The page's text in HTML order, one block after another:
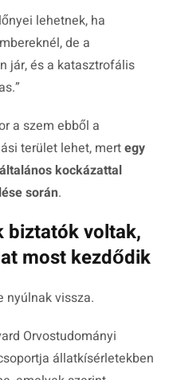
lehetnek, ha
de a
jár, és a katasztrofális
a szem ebből a
terület lehet, mertegy
kockázattal
során.
biztatók voltak,
most kezdődik
nyúlnak vissza.
Orvostudományi
állatkísérletekben